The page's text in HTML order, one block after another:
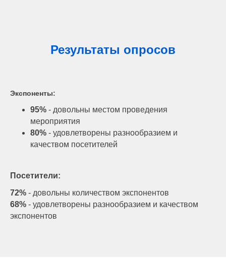
Результаты опросов
Экспоненты:
95% - довольны местом проведения
мероприятия
80% - удовлетворены разнообразием и
качеством посетителей
Посетители:
72% - довольны количеством экспонентов
68% - удовлетворены разнообразием и качеством
экспонентов